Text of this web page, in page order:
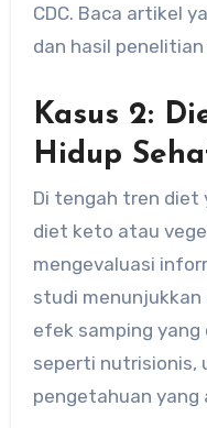
CDC. Baca artikel
dan hasil
Kasus 2:
Hidup
Di tengah tren diet
diet keto atau
mengevaluasi
studi
efek samping yang
seperti nutrisionis,
pengetahuan yang